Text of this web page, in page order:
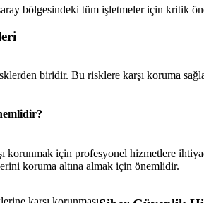
bölgesindeki tüm işletmeler için kritik
biridir. Bu risklere karşı koruma
korunmak için profesyonel hizmetlere
koruma altına almak için önemlidir.